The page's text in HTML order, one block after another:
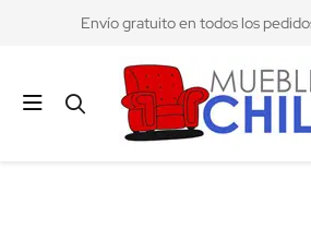
Envío gratuito en todos los